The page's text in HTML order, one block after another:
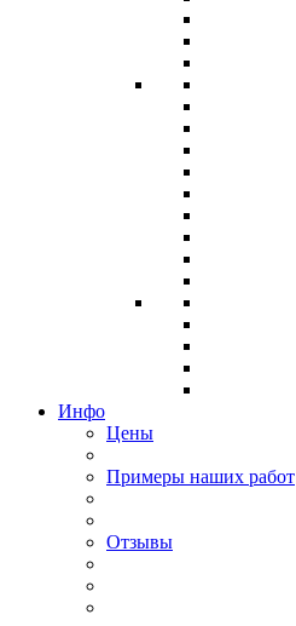
Инфо
Цены
Примеры наших работ
Отзывы